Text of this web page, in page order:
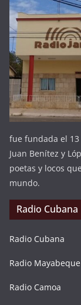
fue fundada el
Juan Benítez y
poetas y locos
mundo.
Radio Cubana
Radio Cubana
Radio Mayabeque
Radio Camoa